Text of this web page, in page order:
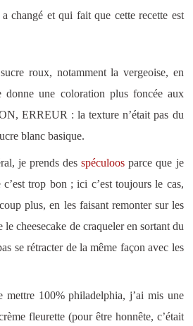
changé et qui fait que cette recette est
roux, notamment la vergeoise, en
donne une coloration plus foncée aux
ERREUR : la texture n’était pas du
blanc basique.
je prends desspéculoos parce que je
trop bon ; ici c’est toujours le cas,
plus, en les faisant remonter sur les
le cheesecake de craqueler en sortant du
se rétracter de la même façon avec les
mettre 100% philadelphia, j’ai mis une
fleurette (pour être honnête, c’était